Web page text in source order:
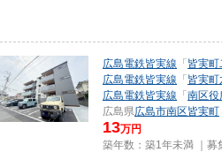
広島電鉄皆実線 「 皆実町
広島電鉄皆実線 「 皆実町
広島電鉄皆実線 「 南区役
広島県広島市南区皆実町
13万円
築年数：築1年未満 ｜募